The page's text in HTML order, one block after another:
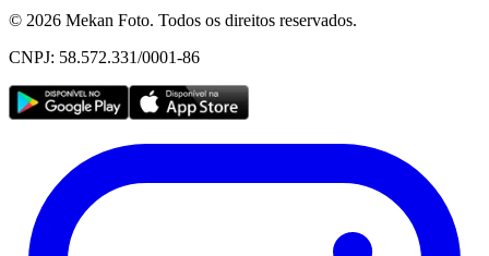
© 2026 Mekan Foto. Todos os direitos reservados.
CNPJ: 58.572.331/0001-86